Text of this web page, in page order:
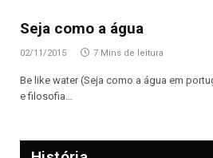
Seja como a água
02/11/2015 7 Mins de leitura
Be like water (Seja como a água em
e filosofia…